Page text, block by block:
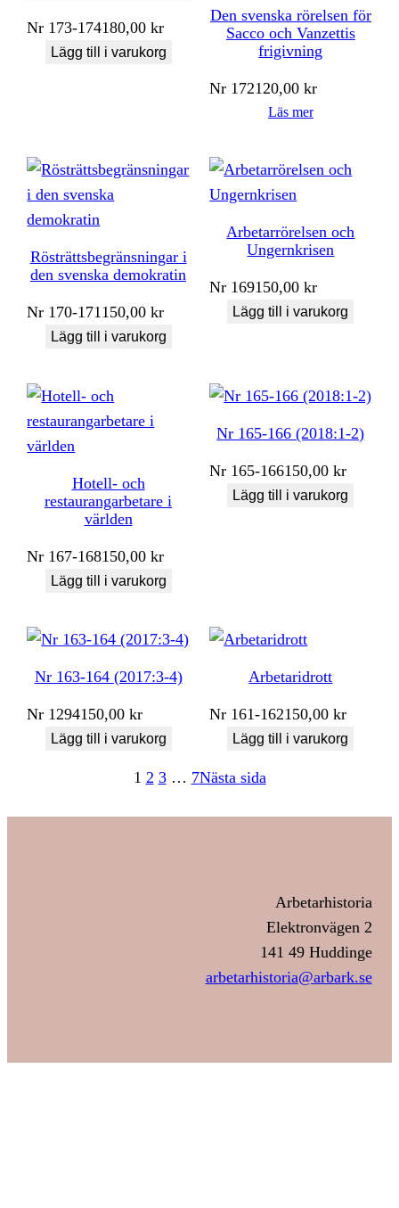
Nr 173-174180,00kr
Lägg till i varukorg
Den svenska rörelsen för
Sacco och Vanzettis
frigivning
Nr 172120,00kr
Läs mer
Rösträttsbegränsningar i
den svenska demokratin
Nr 170-171150,00kr
Lägg till i varukorg
Arbetarrörelsen och
Ungernkrisen
Nr 169150,00kr
Lägg till i varukorg
Hotell- och
restaurangarbetare i
världen
Nr 167-168150,00kr
Lägg till i varukorg
Nr 165-166 (2018:1-2)
Nr 165-166150,00kr
Lägg till i varukorg
Nr 163-164 (2017:3-4)
Nr 1294150,00kr
Lägg till i varukorg
Arbetaridrott
Nr 161-162150,00kr
Lägg till i varukorg
1 2 3 … 7Nästa sida
Arbetarhistoria
Elektronvägen 2
141 49 Huddinge
arbetarhistoria@arbark.se